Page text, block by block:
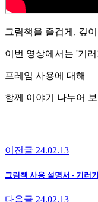
그림책을 즐겁게, 깊
이번 영상에서는 '기
프레임 사용에 대해
함께 이야기 나누어
이전글 24.02.13
그림책 사용 설명서 - 기러
다음글 24.02.13